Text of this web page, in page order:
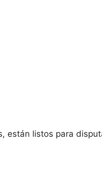
están listos para